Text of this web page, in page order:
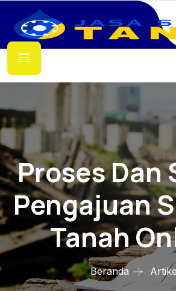
Proses Dan
Pengajuan
Tanah
Beranda